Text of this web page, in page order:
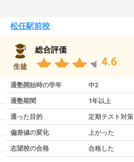
松任駅前校
生徒
総合評価
4.6
通塾開始時の学年 中2
通塾期間 1年以上
通った目的 定期テスト対策
偏差値の変化 上がった
志望校の合格 合格した